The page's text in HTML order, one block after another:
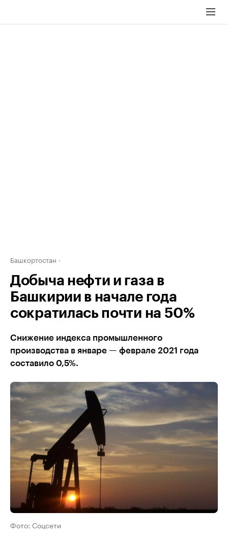
Башкортостан
Добыча нефти и газа в
Башкирии в начале года
сократилась почти на 50%
Снижение индекса промышленного
производства в январе — феврале 2021 года
составило 0,5%.
Фото: Соцсети